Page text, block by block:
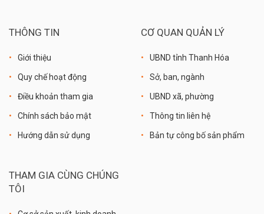
THÔNG TIN
Giới thiệu
Quy chế hoạt động
Điều khoản tham gia
Chính sách bảo mật
Hướng dẫn sử dụng
CƠ QUAN QUẢN LÝ
UBND tỉnh Thanh Hóa
Sở, ban, ngành
UBND xã, phường
Thông tin liên hệ
Bản tự công bố sản phẩm
THAM GIA CÙNG CHÚNG
TÔI